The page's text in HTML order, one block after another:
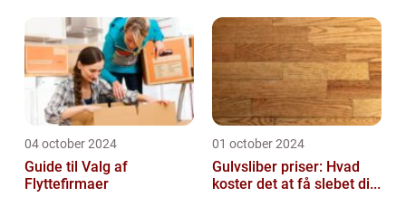
04 october 2024
Guide til Valg af
Flyttefirmaer
01 october 2024
Gulvsliber priser: Hvad
koster det at få slebet di...